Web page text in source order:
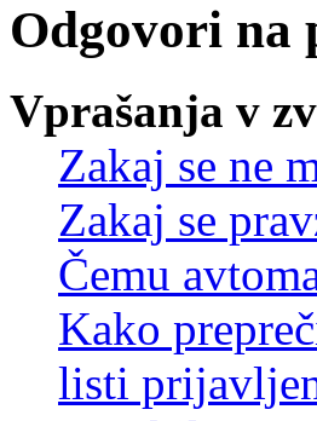
Odgovori na
Vprašanja v
Zakaj se ne
Zakaj se
Čemu
Kako
listi